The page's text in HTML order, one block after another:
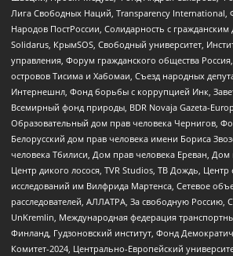
Лига Свободных Наций, Transparеncy
Народов ПостРоссии, Солидарность с
Solidarus, КрымSOS, Свободный университет,
управления, Форум гражданского общества
островов Тисима и Хабомаи, Съезд народных
Интернешнл, Фонд борьбы с коррупцией Инк,
Всемирный фонд природы, BDR Novaja Gazeta-
Образовательный дом прав человека Чернигов,
Белорусский дом прав человека имени Бориса
человека Тбилиси, Дом прав человека Ереван, Дом
Центр дикого лосося, TVR Studios, ТВ Дождь, Центр
исследований им Вилфрида Мартенса, Сетевое
расследователей, АЛЛАТРА, За свободную Россию,
UnKremlin, Международная федерация
Финланд, Гудзоновский институт, Фонд
Комитет-2024, Центрально-Европейский